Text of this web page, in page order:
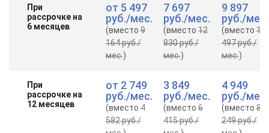
При
рассрочке на
6 месяцев
от 5 497
руб./мес.
(вместо9
164 руб./
мес.)
7 697
руб./мес.
(вместо12
830 руб./
мес.)
9 897
руб./мес.
(вместо16
497 руб./
мес.)
При
рассрочке на
12 месяцев
от 2 749
руб./мес.
(вместо4
582 руб./
3 849
руб./мес.
(вместо6
415 руб./
4 949
руб./мес.
(вместо8
249 руб./